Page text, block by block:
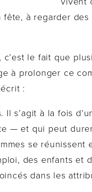
à regarder
le fait que
à prolonger ce
:
s’agit à la fois
— et qui peut
se
des enfants et
dans les